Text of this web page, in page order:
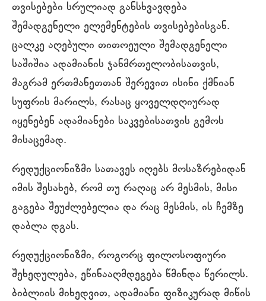
თვისებები სრულიად განსხვავდება
შემადგენელი ელემენტების თვისებებისგან.
ცალკე აღებული თითოეული შემადგენელი
საშიშია ადამიანის ჯანმრთელობისათვის,
მაგრამ ერთმანეთთან შერევით ისინი ქმნიან
სუფრის მარილს, რასაც ყოველდღიურად
იყენებენ ადამიანები საკვებისათვის გემოს
მისაცემად.
რედუქციონიზმი სათავეს იღებს მოსაზრებიდან
იმის შესახებ, რომ თუ რაღაც არ მესმის, მისი
გაგება შეუძლებელია და რაც მესმის, ის ჩემზე
დაბლა დგას.
რედუქციონიზმი, როგორც ფილოსოფიური
შეხედულება, ეწინააღმდეგება წმინდა წერილს.
ბიბლიის მიხედვით, ადამიანი ფიზიკურად მიწის